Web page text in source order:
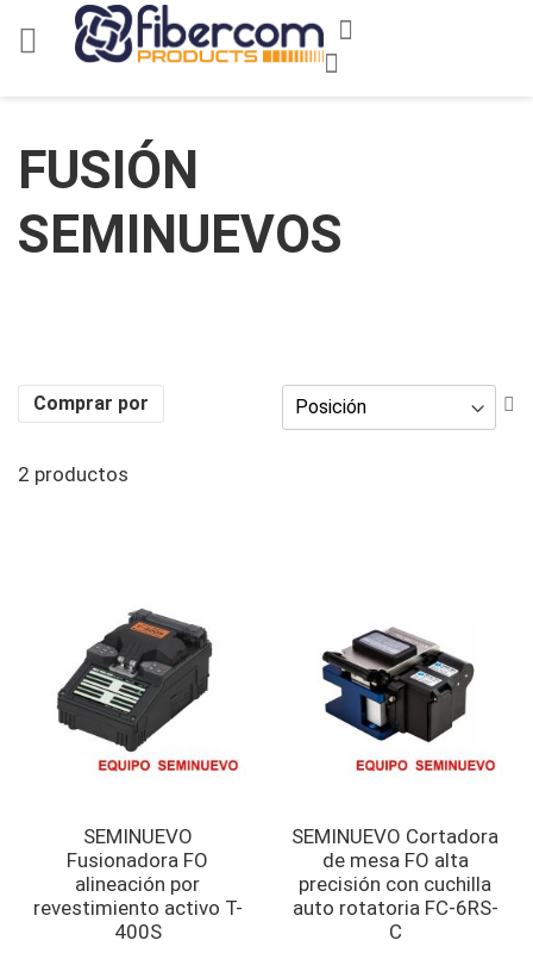
contenido
FUSIÓN
SEMINUEVOS
Comprar por
2 productos
SEMINUEVO
Fusionadora FO
alineación por
revestimiento activo T-
400S
SEMINUEVO Cortadora
de mesa FO alta
precisión con cuchilla
auto rotatoria FC-6RS-
C